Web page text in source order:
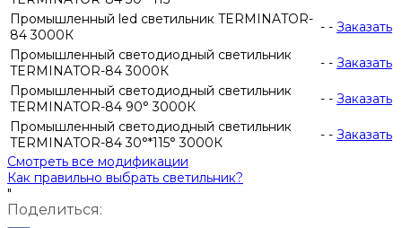
Промышленный led светильник TERMINATOR-
84 3000К
- - Заказать
Промышленный светодиодный светильник
TERMINATOR-84 3000К
- - Заказать
Промышленный светодиодный светильник
TERMINATOR-84 90° 3000К
- - Заказать
Промышленный светодиодный светильник
TERMINATOR-84 30°*115° 3000К
- - Заказать
Смотреть все модификации
Как правильно выбрать светильник?
"
Поделиться: